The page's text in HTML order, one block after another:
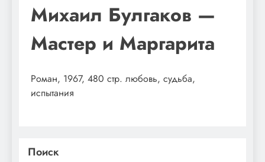
Михаил Булгаков —
Мастер и Маргарита
Роман, 1967, 480 стр. любовь, судьба,
испытания
Поиск